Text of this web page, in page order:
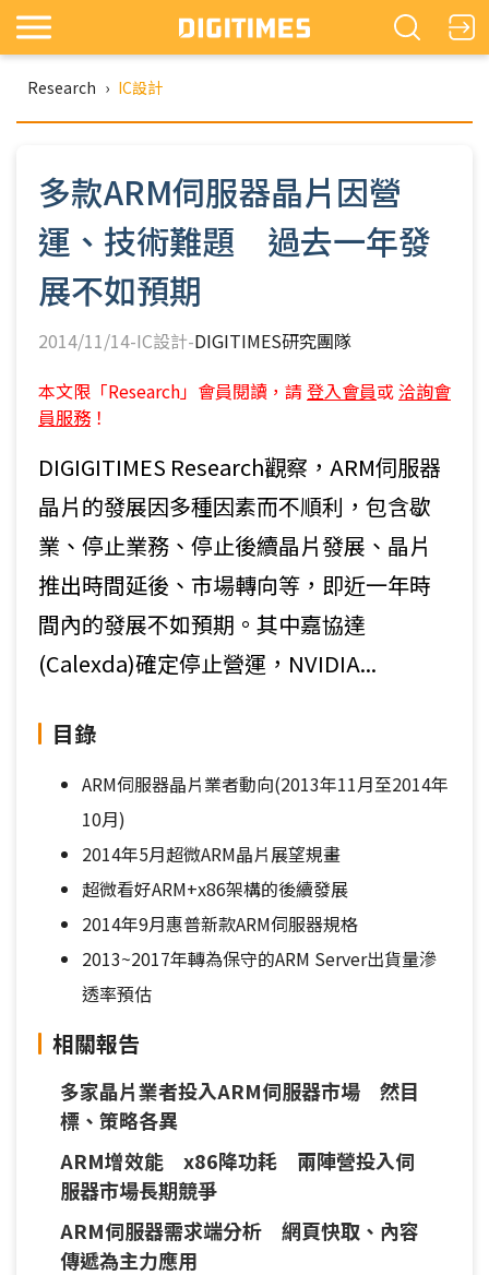
Research › IC設計
多款ARM伺服器晶片因營
運、技術難題 過去一年發
展不如預期
2014/11/14-IC設計-DIGITIMES研究團隊
本文限「Research」會員閱讀，請 登入會員或 洽詢會
員服務 ！
DIGIGITIMES Research觀察，ARM伺服器
晶片的發展因多種因素而不順利，包含歇
業、停止業務、停止後續晶片發展、晶片
推出時間延後、市場轉向等，即近一年時
間內的發展不如預期。其中嘉協達
(Calexda)確定停止營運，NVIDIA...
目錄
ARM伺服器晶片業者動向(2013年11月至2014年
10月)
2014年5月超微ARM晶片展望規畫
超微看好ARM+x86架構的後續發展
2014年9月惠普新款ARM伺服器規格
2013~2017年轉為保守的ARM Server出貨量滲
透率預估
相關報告
多家晶片業者投入ARM伺服器市場 然目
標、策略各異
ARM增效能 x86降功耗 兩陣營投入伺
服器市場長期競爭
ARM伺服器需求端分析 網頁快取、內容
傳遞為主力應用